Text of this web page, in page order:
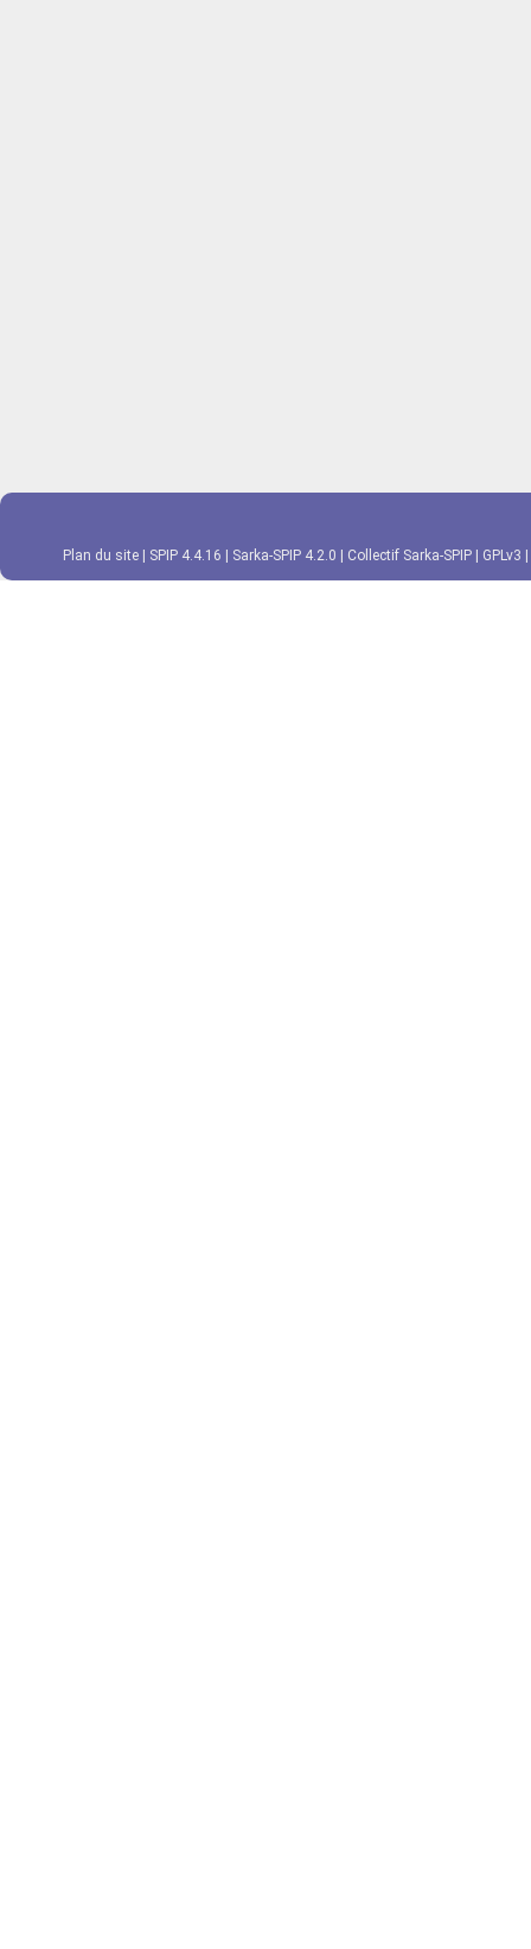
Plan du site SPIP 4.4.16 Sarka-SPIP 4.2.0 Collectif Sarka-SPIP GPLv3